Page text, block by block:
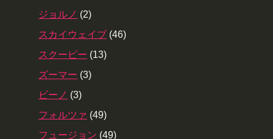
ジョルノ (2)
スカイウェイブ (46)
スクーピー (13)
ズーマー (3)
ビーノ (3)
フォルツァ (49)
フュージョン (49)